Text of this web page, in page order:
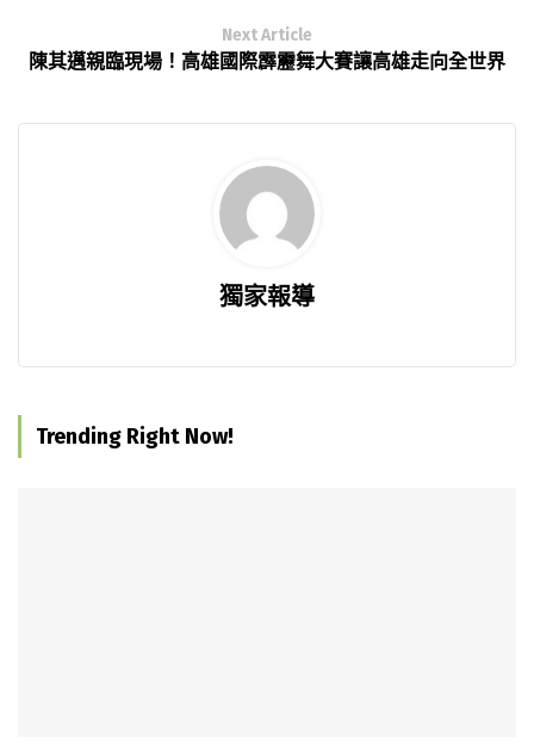
Next Article
陳其邁親臨現場！高雄國際霹靂舞大賽讓高雄走向全世界
獨家報導
Trending Right Now!